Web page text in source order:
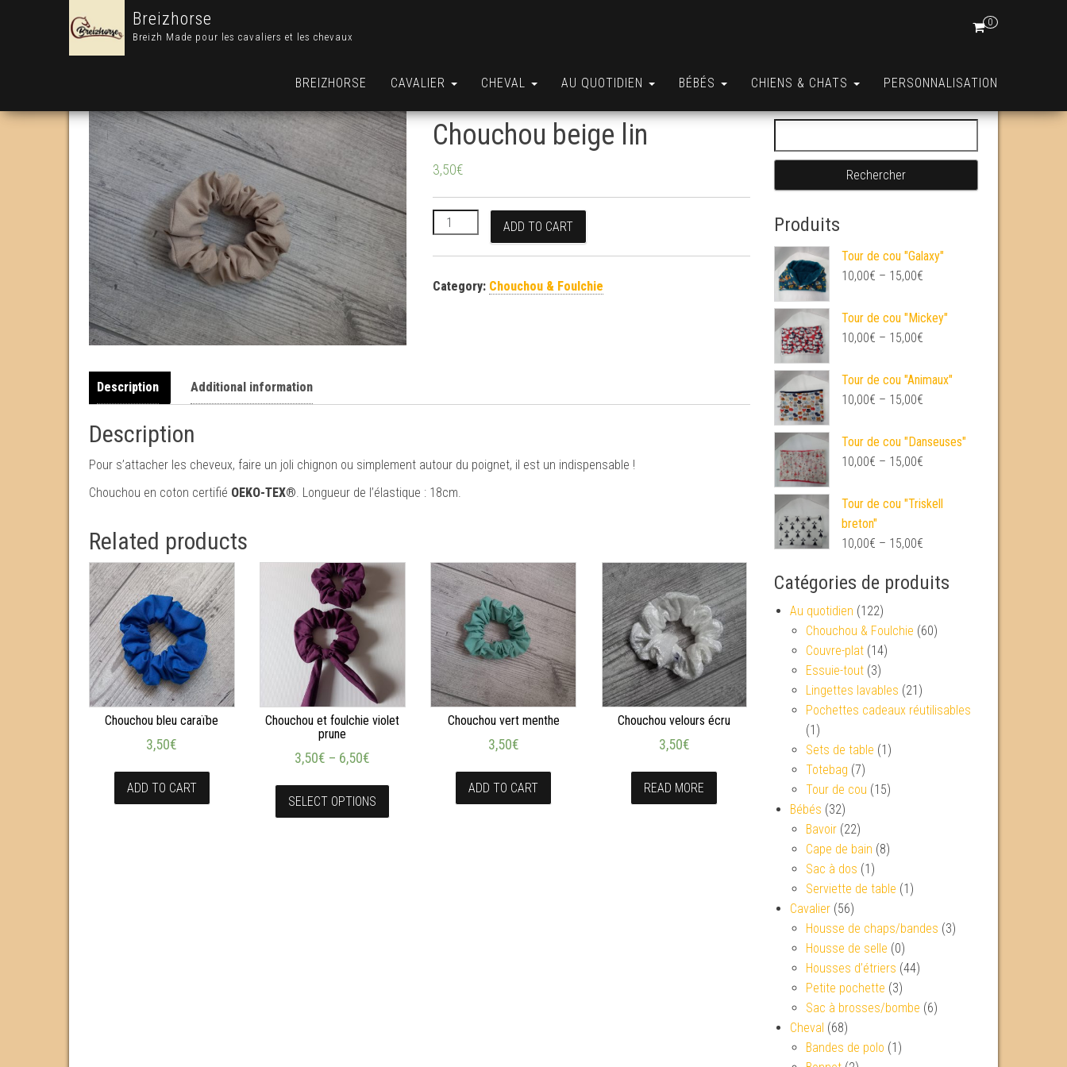
Breizhorse
Breizh Made pour les cavaliers et les chevaux
0
BREIZHORSE CAVALIER CHEVAL AU QUOTIDIEN BÉBÉS CHIENS & CHATS PERSONNALISATION
Chouchou beige lin
3,50€
Chouchou beige lin quantity
ADD TO CART
Category: Chouchou & Foulchie
Description Additional information
Description
Pour s’attacher les cheveux, faire un joli chignon ou simplement autour du poignet, il est un indispensable !
Chouchou en coton certifié OEKO-TEX® . Longueur de l’élastique : 18cm.
Related products
Chouchou bleu caraïbe
3,50€
ADD TO CART
Chouchou et foulchie violet
prune
3,50€ – 6,50€
SELECT OPTIONS
Chouchou vert menthe
3,50€
ADD TO CART
Chouchou velours écru
3,50€
READ MORE
Produits
Tour de cou "Galaxy"
10,00€ – 15,00€
Tour de cou "Mickey"
10,00€ – 15,00€
Tour de cou "Animaux"
10,00€ – 15,00€
Tour de cou "Danseuses"
10,00€ – 15,00€
Tour de cou "Triskell
breton"
10,00€ – 15,00€
Catégories de produits
Au quotidien (122)
Chouchou & Foulchie (60)
Couvre-plat (14)
Essuie-tout (3)
Lingettes lavables (21)
Pochettes cadeaux réutilisables
(1)
Sets de table (1)
Totebag (7)
Tour de cou (15)
Bébés (32)
Bavoir (22)
Cape de bain (8)
Sac à dos (1)
Serviette de table (1)
Cavalier (56)
Housse de chaps/bandes (3)
Housse de selle (0)
Housses d’étriers (44)
Petite pochette (3)
Sac à brosses/bombe (6)
Cheval (68)
Bandes de polo (1)